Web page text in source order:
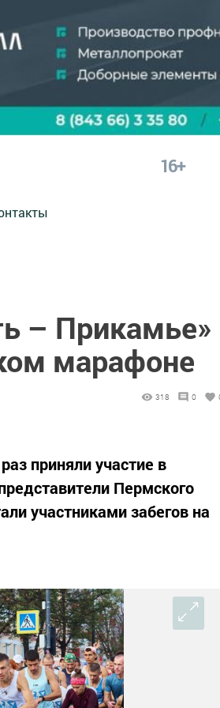
16+
– Прикамье»
марафоне
318 0
приняли участие в
Пермского
участниками забегов на